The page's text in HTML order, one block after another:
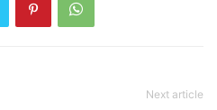
Next article